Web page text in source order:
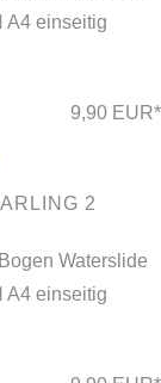
A4 einseitig
9,90 EUR*
2
Waterslide
A4 einseitig